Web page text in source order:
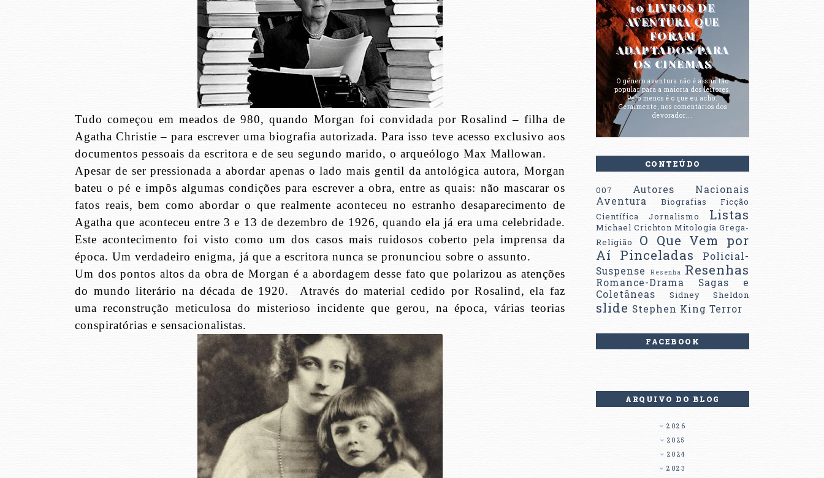
Tudo começou em meados de 980, quando Morgan foi convidada por Rosalind – filha de
Agatha Christie – para escrever uma biografia autorizada. Para isso teve acesso exclusivo aos
documentos pessoais da escritora e de seu segundo marido, o arqueólogo Max Mallowan.
Apesar de ser pressionada a abordar apenas o lado mais gentil da antológica autora, Morgan
bateu o pé e impôs algumas condições para escrever a obra, entre as quais: não mascarar os
fatos reais, bem como abordar o que realmente aconteceu no estranho desaparecimento de
Agatha que aconteceu entre 3 e 13 de dezembro de 1926, quando ela já era uma celebridade.
Este acontecimento foi visto como um dos casos mais ruidosos coberto pela imprensa da
época. Um verdadeiro enigma, já que a escritora nunca se pronunciou sobre o assunto.
Um dos pontos altos da obra de Morgan é a abordagem desse fato que polarizou as atenções
do mundo literário na década de 1920.
Através do material cedido por Rosalind, ela faz
uma reconstrução meticulosa do misterioso incidente que gerou, na época, várias teorias
conspiratórias e sensacionalistas.
10 LIVROS DE
AVENTURA QUE
FORAM
ADAPTADOS PARA
OS CINEMAS
O gênero aventura não é assim tão
popular para a maioria dos leitores.
Pelo menos é o que eu acho.
Geralmente, nos comentários dos
devorador...
CONTEÚDO
007
Autores Nacionais
Aventura
Biografias
Ficção
Científica
Jornalismo Listas
Michael Crichton Mitologia Grega-
Religião
O Que Vem por
Aí Pinceladas
Policial-
Suspense
Resenha Resenhas
Romance-Drama
Sagas e
Coletâneas
Sidney Sheldon
slide Stephen King Terror
FACEBOOK
ARQUIVO DO BLOG
2026
2025
2024
2023